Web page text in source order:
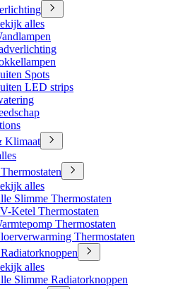
alles
Spots
LED strips
Klimaat
alles
Slimme Thermostaten
Ketel Thermostaten
Thermostaten
Thermostaten
alles
Slimme Radiatorknoppen